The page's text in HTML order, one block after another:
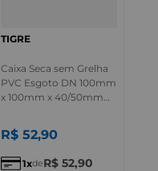
TIGRE
Caixa Seca sem Grelha
PVC Esgoto DN 100mm
x 100mm x 40/50mm
R$ 52,90
1 deR$ 52,90